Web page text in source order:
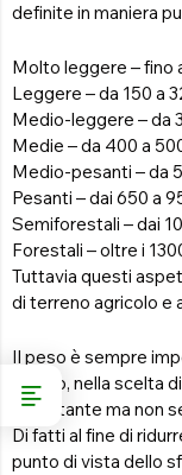
definite in maniera
Molto leggere – fino
Leggere – da 150 a
Medio-leggere – da
Medie – da 400 a
Medio-pesanti – da
Pesanti – dai 650 a
Semiforestali – dai
Forestali – oltre i
Tuttavia questi
di terreno agricolo e
Il peso è sempre
Il peso, nella scelta
importante ma non
Di fatti al fine di
punto di vista dello